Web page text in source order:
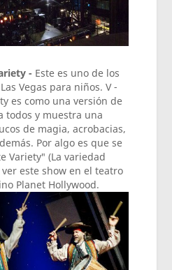
- Este es uno de los
Vegas para niños. V -
es como una versión de
todos y muestra una
de magia, acrobacias,
Por algo es que se
Variety" (La variedad
este show en el teatro
Planet Hollywood.